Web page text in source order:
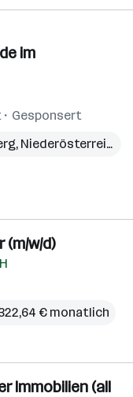
im
Gesponsert
, Niederösterreich
w/d)
€ monatlich
Immobilien (all